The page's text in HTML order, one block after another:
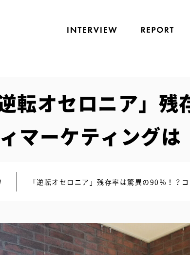
逆転オセロニア」
マーケティングは
「逆転オセロニア」残存率は驚異の90％！？